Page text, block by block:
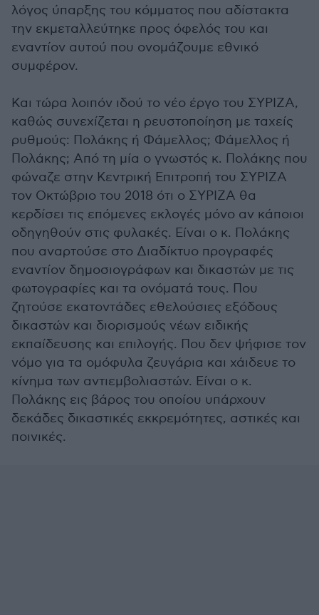
λόγος ύπαρξης του κόμματος που αδίστακτα
την εκμεταλλεύτηκε προς όφελός του και
εναντίον αυτού που ονομάζουμε εθνικό
συμφέρον.
Και τώρα λοιπόν ιδού το νέο έργο του ΣΥΡΙΖΑ,
καθώς συνεχίζεται η ρευστοποίηση με ταχείς
ρυθμούς: Πολάκης ή Φάμελλος; Φάμελλος ή
Πολάκης; Από τη μία ο γνωστός κ. Πολάκης που
φώναζε στην Κεντρική Επιτροπή του ΣΥΡΙΖΑ
τον Οκτώβριο του 2018 ότι ο ΣΥΡΙΖΑ θα
κερδίσει τις επόμενες εκλογές μόνο αν κάποιοι
οδηγηθούν στις φυλακές. Είναι ο κ. Πολάκης
που αναρτούσε στο Διαδίκτυο προγραφές
εναντίον δημοσιογράφων και δικαστών με τις
φωτογραφίες και τα ονόματά τους. Που
ζητούσε εκατοντάδες εθελούσιες εξόδους
δικαστών και διορισμούς νέων ειδικής
εκπαίδευσης και επιλογής. Που δεν ψήφισε τον
νόμο για τα ομόφυλα ζευγάρια και χάιδευε το
κίνημα των αντιεμβολιαστών. Είναι ο κ.
Πολάκης εις βάρος του οποίου υπάρχουν
δεκάδες δικαστικές εκκρεμότητες, αστικές και
ποινικές.